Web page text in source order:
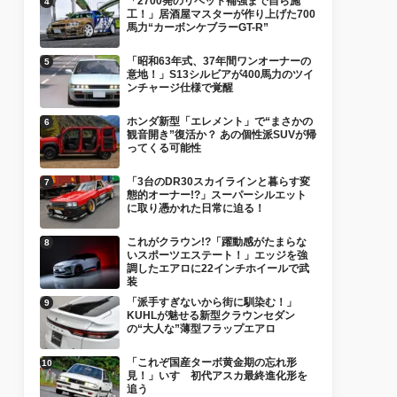
工！」居酒屋マスターが作り上げた700
馬力“カーボンケブラーGT-R”
「昭和63年式、37年間ワンオーナーの
意地！」S13シルビアが400馬力のツイ
ンチャージ仕様で覚醒
ホンダ新型「エレメント」で“まさかの
観音開き”復活か？ あの個性派SUVが帰
ってくる可能性
「3台のDR30スカイラインと暮らす変
態的オーナー!?」スーパーシルエット
に取り憑かれた日常に迫る！
これがクラウン!?「躍動感がたまらな
いスポーツエステート！」エッジを強
調したエアロに22インチホイールで武
装
「派手すぎないから街に馴染む！」
KUHLが魅せる新型クラウンセダン
の“大人な”薄型フラップエアロ
「これぞ国産ターボ黄金期の忘れ形
見！」いすゞ初代アスカ最終進化形を
追う